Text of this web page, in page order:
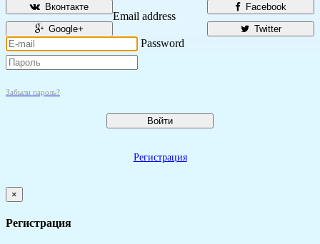
Facebook
Вконтакте
Twitter
Google+
Email address
Password
Забыли пароль?
Войти
Регистрация
×
Регистрация